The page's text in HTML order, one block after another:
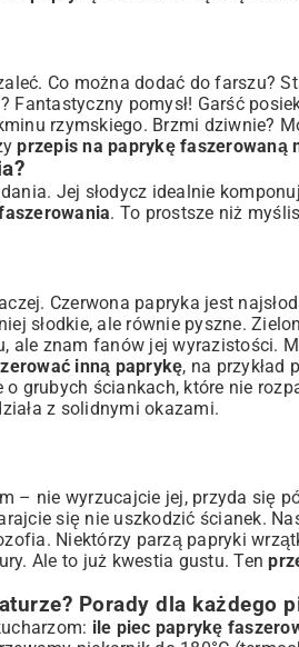
Co można dodać do farszu?
Fantastyczny pomysł! Garść
rzymskiego. Brzmi dziwnie?
przepis na paprykę faszerowaną
Jej słodycz idealnie
. To prostsze niż
Czerwona papryka jest
słodkie, ale równie pyszne.
znam fanów jej wyrazistości.
inną paprykę, na przykład
grubych ściankach, które nie
z solidnymi okazami.
– nie wyrzucajcie jej, przyda się
się nie uszkodzić ścianek.
Niektórzy parzą papryki
Ale to już kwestia gustu. Ten
Porady dla każdego
ile piec paprykę